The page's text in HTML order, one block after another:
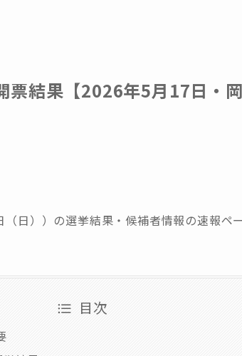
結果【2026年5月17日・岡
日））の選挙結果・候補者情報の速報ペー
目次